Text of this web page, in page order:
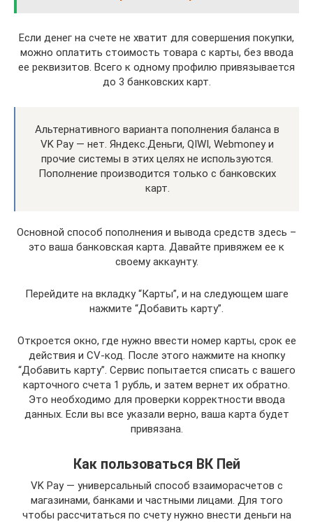
Если денег на счете не хватит для совершения покупки,
можно оплатить стоимость товара с карты, без ввода
ее реквизитов. Всего к одному профилю привязывается
до 3 банковских карт.
Альтернативного варианта пополнения баланса в
VK Pay — нет. Яндекс.Деньги, QIWI, Webmoney и
прочие системы в этих целях не используются.
Пополнение производится только с банковских
карт.
Основной способ пополнения и вывода средств здесь –
это ваша банковская карта. Давайте привяжем ее к
своему аккаунту.
Перейдите на вкладку “Карты”, и на следующем шаге
нажмите “Добавить карту”.
Откроется окно, где нужно ввести номер карты, срок ее
действия и CV-код. После этого нажмите на кнопку
“Добавить карту”. Сервис попытается списать с вашего
карточного счета 1 рубль, и затем вернет их обратно.
Это необходимо для проверки корректности ввода
данных. Если вы все указали верно, ваша карта будет
привязана.
Как пользоваться ВК Пей
VK Pay — универсальный способ взаиморасчетов с
магазинами, банками и частными лицами. Для того
чтобы рассчитаться по счету нужно внести деньги на